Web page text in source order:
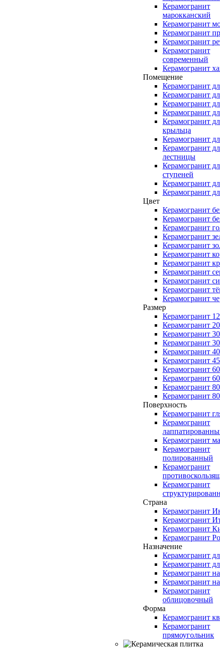
Керамогранит
марокканский
Керамогранит
Керамогранит
Керамогранит
Керамогранит
современный
Керамогранит
Помещение
Керамогранит
Керамогранит
Керамогранит
Керамогранит
Керамогранит
крыльца
Керамогранит
Керамогранит
лестницы
Керамогранит
ступеней
Керамогранит
Керамогранит
Цвет
Керамогранит
Керамогранит
Керамогранит
Керамогранит
Керамогранит
Керамогранит
Керамогранит
Керамогранит
Керамогранит
Керамогранит
Керамогранит
Размер
Керамогранит
Керамогранит
Керамогранит
Керамогранит
Керамогранит
Керамогранит
Керамогранит
Керамогранит
Керамогранит
Керамогранит
Поверхность
Керамогранит
Керамогранит
Керамогранит
Керамогранит
полированный
Керамогранит
Керамогранит
Страна
Керамогранит
Керамогранит
Керамогранит
Керамогранит
Назначение
Керамогранит
Керамогранит
Керамогранит
Керамогранит
Керамогранит
облицовочный
Форма
Керамогранит
Керамогранит
прямоугольник